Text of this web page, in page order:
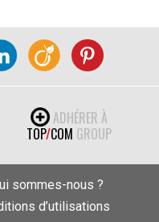
ADHÉRER À
TOP/COM GROUP
sommes-nous ?
d’utilisations